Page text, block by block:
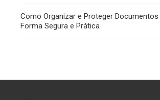
Como Organizar e Proteger
Forma Segura e Prática